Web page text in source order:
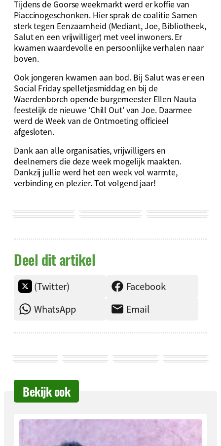
Tijdens de Goorse weekmarkt werd er koffie van
Piaccinogeschonken. Hier sprak de coalitie Samen
sterk tegen Eenzaamheid (Mediant, Joe, Bibliotheek,
Salut en een vrijwilliger) met veel inwoners. Er
kwamen waardevolle en persoonlijke verhalen naar
boven.
Ook jongeren kwamen aan bod. Bij Salut was er een
Social Friday spelletjesmiddag en bij de
Waerdenborch opende burgemeester Ellen Nauta
feestelijk de nieuwe ‘Chill Out’ van Joe. Daarmee
werd de Week van de Ontmoeting officieel
afgesloten.
Dank aan alle organisaties, vrijwilligers en
deelnemers die deze week mogelijk maakten.
Dankzij jullie werd het een week vol warmte,
verbinding en plezier. Tot volgend jaar!
Deel dit artikel
(Twitter)
Facebook
WhatsApp
Email
Bekijk ook